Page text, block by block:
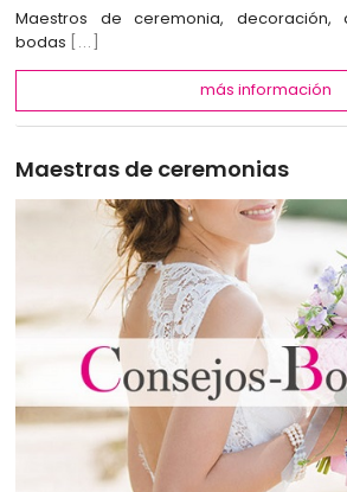
Maestros de ceremonia, decoración,
bodas [...]
más información
Maestras de ceremonias